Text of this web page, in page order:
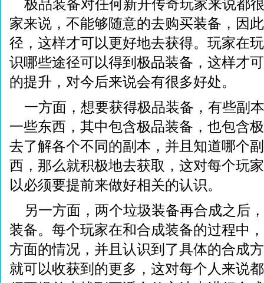
极品装备对任何新开传奇玩家来说都
家来说，不能够随意的去购买装备，因
径，这样才可以更好地去获得。玩家在
识哪些途径可以得到极品装备，这样才
的提升，对今后来说会有很多好处。
一方面，想要获得极品装备，有些副
一些东西，其中包含极品装备，也包含
去了解各个不同的副本，并且知道哪个
西，那么就积极地去获取，这对每个玩
以必须要提前来做好相关的认识。
另一方面，两个垃圾装备再合成之后
装备。每个玩家在和合成装备的过程中
方面的情况，并且认识到了具体的合成
就可以收获到的更多，这对每个人来说